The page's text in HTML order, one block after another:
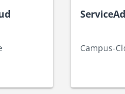
Campus-